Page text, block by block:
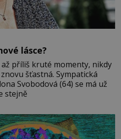
lásce?
příliš kruté momenty, nikdy
Sympatická
Svobodová (64) se má už
stejně